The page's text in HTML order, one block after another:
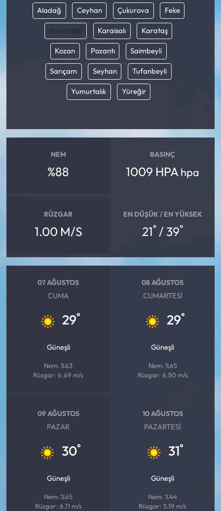
Aladağ Ceyhan Çukurova Feke
İmamoğlu Karaisalı Karataş
Kozan Pozantı Saimbeyli
Sarıçam Seyhan Tufanbeyli
Yumurtalık Yüreğir
NEM
%88
BASINÇ
1009 HPA hpa
RÜZGAR
1.00 M/S
EN DÜŞÜK / EN YÜKSEK
21° / 39°
07 AĞUSTOS
CUMA
29°
Güneşli
Nem: %63
Rüzgar: 6.69 m/s
08 AĞUSTOS
CUMARTESI
29°
Güneşli
Nem: %65
Rüzgar: 6.50 m/s
09 AĞUSTOS
PAZAR
30°
Güneşli
Nem: %65
Rüzgar: 6.11 m/s
10 AĞUSTOS
PAZARTESI
31°
Güneşli
Nem: %44
Rüzgar: 5.19 m/s